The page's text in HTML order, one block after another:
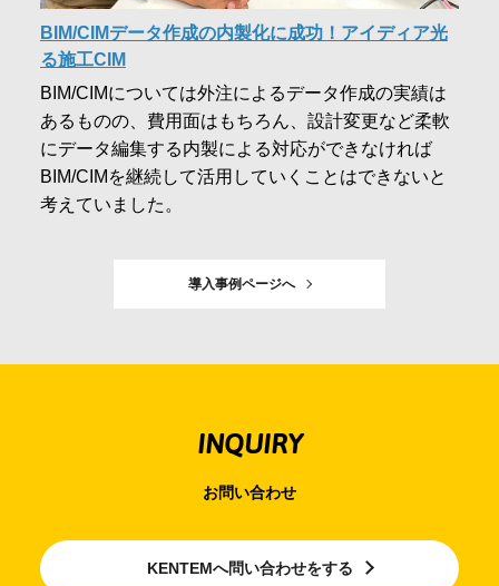
BIM/CIMデータ作成の内製化に成功！アイディア光
る施工CIM
BIM/CIMについては外注によるデータ作成の実績は
あるものの、費用面はもちろん、設計変更など柔軟
にデータ編集する内製による対応ができなければ
BIM/CIMを継続して活用していくことはできないと
考えていました。
導入事例ページへ
INQUIRY
お問い合わせ
KENTEMへ問い合わせをする